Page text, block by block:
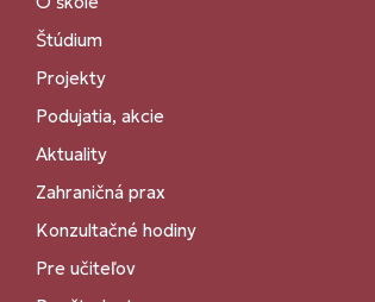
Štúdium
Projekty
Podujatia, akcie
Aktuality
Zahraničná prax
Konzultačné hodiny
Pre učiteľov